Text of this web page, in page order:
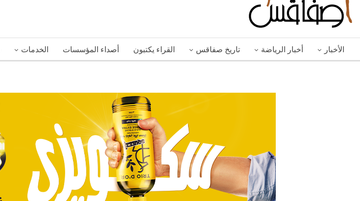
الأخبار أخبار الرياضة تاريخ صفاقس القراء يكتبون أصداء المؤسسات الخدمات